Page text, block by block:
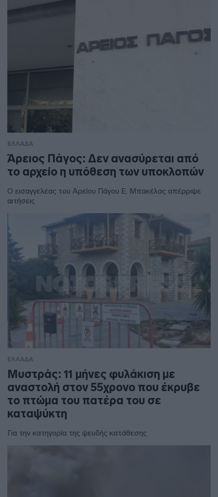
ΕΛΛΑΔΑ
Άρειος Πάγος: Δεν ανασύρεται από
το αρχείο η υπόθεση των υποκλοπών
Ο εισαγγελέας του Αρείου Πάγου Ε. Μπακέλας απέρριψε
αιτήσεις
ΕΛΛΑΔΑ
Μυστράς: 11 μήνες φυλάκιση με
αναστολή στον 55χρονο που έκρυβε
το πτώμα του πατέρα του σε
καταψύκτη
Για την κατηγορία της ψευδής κατάθεσης